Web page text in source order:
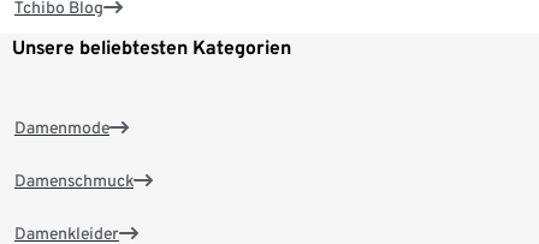
Tchibo Blog
Unsere beliebtesten Kategorien
Damenmode
Damenschmuck
Damenkleider